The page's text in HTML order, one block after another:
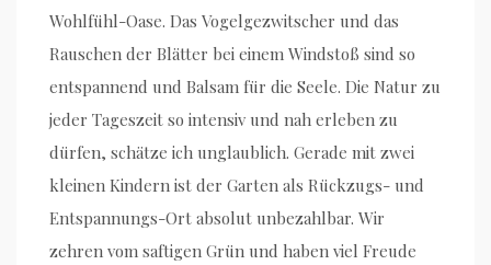
Wohlfühl-Oase. Das Vogelgezwitscher und das
Rauschen der Blätter bei einem Windstoß sind so
entspannend und Balsam für die Seele. Die Natur zu
jeder Tageszeit so intensiv und nah erleben zu
dürfen, schätze ich unglaublich. Gerade mit zwei
kleinen Kindern ist der Garten als Rückzugs- und
Entspannungs-Ort absolut unbezahlbar. Wir
zehren vom saftigen Grün und haben viel Freude